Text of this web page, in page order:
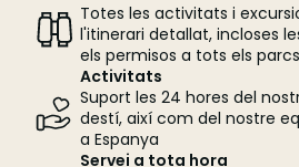
Totes les activitats i
l'itinerari detallat, incloses
els permisos a tots els
Activitats
Suport les 24 hores del
destí, així com del nostre
a Espanya
Servei a tota hora